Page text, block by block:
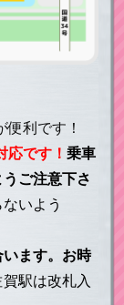
便利です！
応です！ 乗車
ご注意下さ
いよう
ます。お時
賀駅は改札入